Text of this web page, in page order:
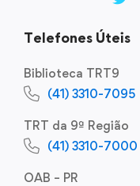
Telefones Úteis
Biblioteca TRT9
(41) 3310-7095
TRT da 9ª Região
(41) 3310-7000
OAB – PR